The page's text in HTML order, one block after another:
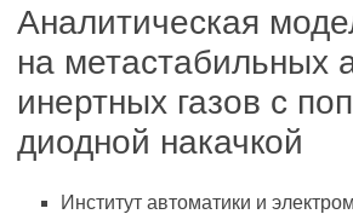
Аналитическая
на метастабильных
инертных газов с
диодной накачкой
Институт автоматики и